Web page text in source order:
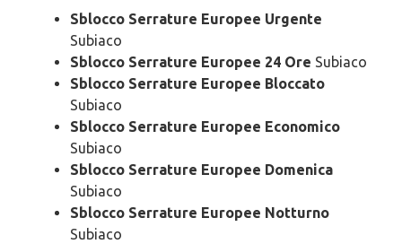
Sblocco Serrature Europee Urgente
Subiaco
Sblocco Serrature Europee 24 Ore Subiaco
Sblocco Serrature Europee Bloccato
Subiaco
Sblocco Serrature Europee Economico
Subiaco
Sblocco Serrature Europee Domenica
Subiaco
Sblocco Serrature Europee Notturno
Subiaco